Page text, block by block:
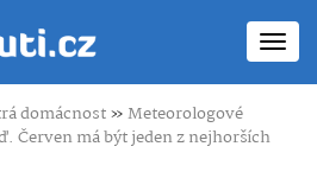
domácnost»Meteorologové
Červen má být jeden z nejhorších